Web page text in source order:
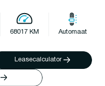
68017 KM Automaat
Leasecalculator